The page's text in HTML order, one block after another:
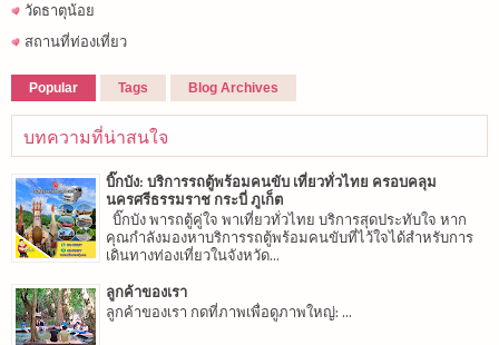
วัดธาตุน้อย
สถานที่ท่องเที่ยว
Popular Tags Blog Archives
บทความที่น่าสนใจ
บิ๊กบัง: บริการรถตู้พร้อมคนขับ เที่ยวทั่วไทย ครอบคลุม
นครศรีธรรมราช กระบี่ ภูเก็ต
บิ๊กบัง พารถตู้คู่ใจ พาเที่ยวทั่วไทย บริการสุดประทับใจ หาก
คุณกำลังมองหาบริการรถตู้พร้อมคนขับที่ไว้ใจได้สำหรับการ
เดินทางท่องเที่ยวในจังหวัด...
ลูกค้าของเรา
ลูกค้าของเรา กดที่ภาพเพื่อดูภาพใหญ่: ...